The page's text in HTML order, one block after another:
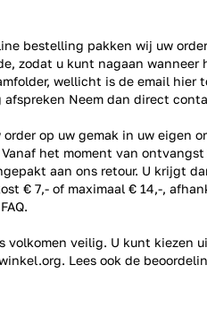
bestelling pakken wij uw
zodat u kunt nagaan
wellicht is de email hier
Neem dan direct
order op uw gemak in uw eigen
het moment van
aan ons retour. U krijgt
€ 7,- of maximaal € 14,-,
FAQ.
volkomen veilig. U kunt kiezen
Lees ook de